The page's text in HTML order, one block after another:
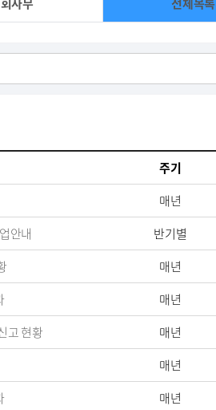
주기
매년
안내 반기별
매년
매년
고 현황 매년
매년
매년